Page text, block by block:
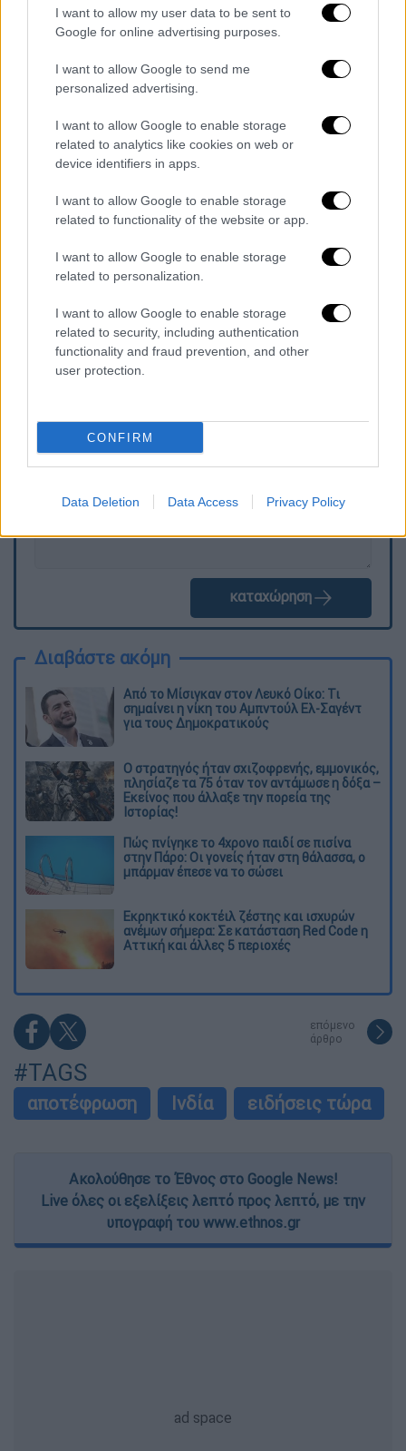
I want to allow my user data to be sent to
Google for online advertising purposes.
I want to allow Google to send me
personalized advertising.
I want to allow Google to enable storage
related to analytics like cookies on web or
device identifiers in apps.
I want to allow Google to enable storage
related to functionality of the website or app.
I want to allow Google to enable storage
related to personalization.
I want to allow Google to enable storage
related to security, including authentication
functionality and fraud prevention, and other
user protection.
CONFIRM
Data Deletion Data Access Privacy Policy
«Αρχικά τρομάξαμε, γιατί δεν είχαμε ξαναδεί
ιστορίες», δήλωσε μια γυναίκα που ήταν
μπροστά στο περιστατικό.
Επέστρεψε ζωντανή στο σπίτι της
Ο οδηγός της νεκροφόρας που την παρέλαβε
τελικά την επέστρεψε πίσω στο σπίτι της.
πιστοποιητικό θανάτουγια να τελέσουν
κηδεία ενός μέλους της οικογένειας και
έτσι δεν είχε πιστοποιηθεί ποτέ νεκρή.
καταχώρηση
Διαβάστε ακόμη
Από το Μίσιγκαν στον Λευκό Οίκο: Τι
σημαίνει η νίκη του Αμπντούλ Ελ-Σαγέντ
για τους Δημοκρατικούς
O στρατηγός ήταν σχιζοφρενής, εμμονικός,
πλησίαζε τα 75 όταν τον αντάμωσε η δόξα –
Εκείνος που άλλαξε την πορεία της
Ιστορίας!
Πώς πνίγηκε το 4χρονο παιδί σε πισίνα
στην Πάρο: Οι γονείς ήταν στη θάλασσα, ο
μπάρμαν έπεσε να το σώσει
Εκρηκτικό κοκτέιλ ζέστης και ισχυρών
ανέμων σήμερα: Σε κατάσταση Red Code η
Αττική και άλλες 5 περιοχές
επόμενο
άρθρο
#TAGS
αποτέφρωση Ινδία ειδήσεις τώρα
Ακολούθησε το Έθνος στο Google News!
Live όλες οι εξελίξεις λεπτό προς λεπτό, με την
υπογραφή του www.ethnos.gr